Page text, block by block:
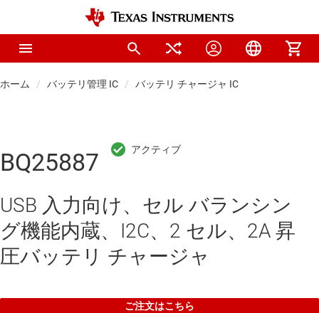
ホーム バッテリ管理 IC バッテリ チャージャ IC
BQ25887
USB 入力向け、セル バランシン
グ機能内蔵、I2C、2 セル、2A 昇
圧バッテリ チャージャ
ご注文はこちら